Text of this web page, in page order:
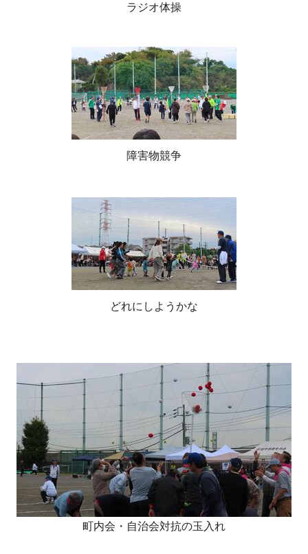
ラジオ体操
障害物競争
どれにしようかな
町内会・自治会対抗の玉入れ